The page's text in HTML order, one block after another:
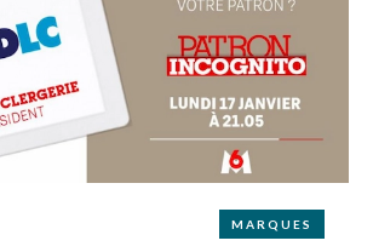
MARQUES